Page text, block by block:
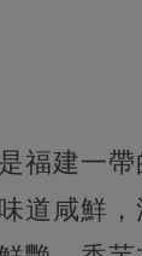
福建一
道咸鮮